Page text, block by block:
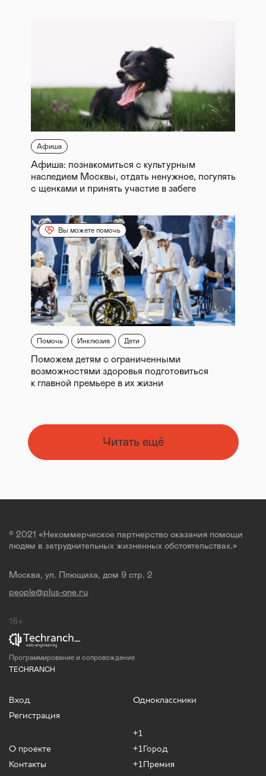
Афиша
Афиша: познакомиться с культурным
наследием Москвы, отдать ненужное, погулять
с щенками и принять участие в забеге
Вы можете помочь
Помочь Инклюзия Дети
Поможем детям с ограниченными
возможностями здоровья подготовиться
к главной премьере в их жизни
Читать ещё
© 2021 «Некоммерческое партнерство оказания помощи
людям в затруднительных жизненных обстоятельствах.»
Москва, ул. Плющиха, дом 9 стр. 2
people@plus-one.ru
18+
Программирование и сопровождение
TECHRANCH
Вход
Регистрация
О проекте
Контакты
Одноклассники
+1
+1Город
+1Премия